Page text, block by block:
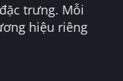
trưng. Mỗi
hiệu riêng